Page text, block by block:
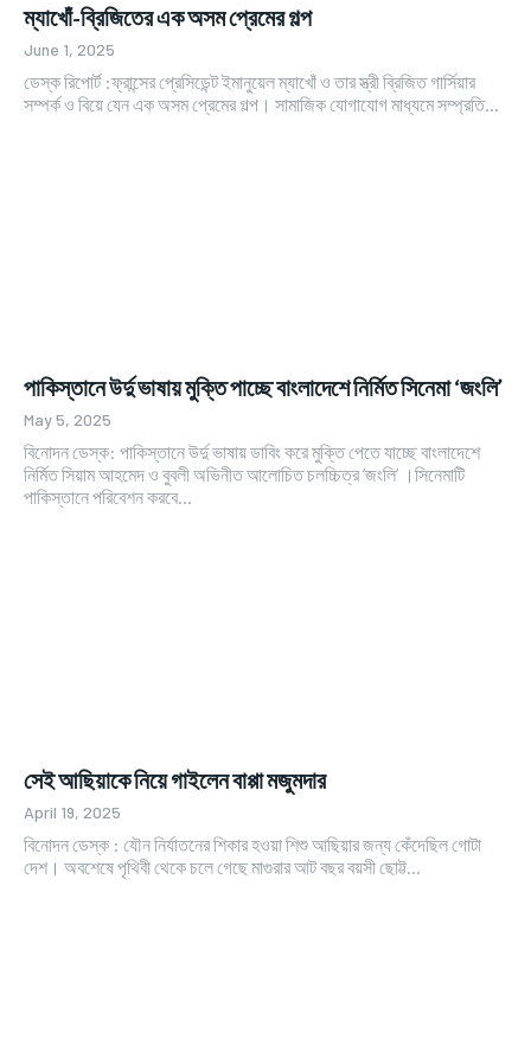
ম্যাখোঁ-ব্রিজিতের এক অসম প্রেমের গল্প
June 1, 2025
ডেস্ক রিপোর্ট :ফ্রান্সের প্রেসিডেন্ট ইমানুয়েল ম্যাখোঁ ও তার স্ত্রী ব্রিজিত গার্সিয়ার
সম্পর্ক ও বিয়ে যেন এক অসম প্রেমের গল্প। সামাজিক যোগাযোগ মাধ্যমে সম্প্রতি...
পাকিস্তানে উর্দু ভাষায় মুক্তি পাচ্ছে বাংলাদেশে নির্মিত সিনেমা ‘জংলি’
May 5, 2025
বিনোদন ডেস্ক: পাকিস্তানে উর্দু ভাষায় ডাবিং করে মুক্তি পেতে যাচ্ছে বাংলাদেশে
নির্মিত সিয়াম আহমেদ ও বুবলী অভিনীত আলোচিত চলচ্চিত্র ‘জংলি’ ।সিনেমাটি
পাকিস্তানে পরিবেশন করবে...
সেই আছিয়াকে নিয়ে গাইলেন বাপ্পা মজুমদার
April 19, 2025
বিনোদন ডেস্ক : যৌন নির্যাতনের শিকার হওয়া শিশু আছিয়ার জন্য কেঁদেছিল গোটা
দেশ। অবশেষে পৃথিবী থেকে চলে গেছে মাগুরার আট বছর বয়সী ছোট্ট...